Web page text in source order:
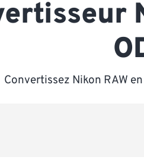
Convertissez Nikon RAW